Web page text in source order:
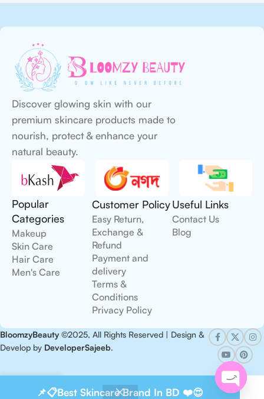
📌📋Best Skincare Brand In BD ❤️😍
Discover glowing skin with our
premium skincare products made to
nourish, protect & enhance your
natural beauty.
Popular
Categories
Makeup
Skin Care
Hair Care
Men's Care
Customer Policy
Easy Return,
Exchange &
Refund
Payment and
delivery
Terms &
Conditions
Privacy Policy
Useful Links
Contact Us
Blog
BloomzyBeauty©2025, All Rights Reserved | Design &
Develop by DeveloperSajeeb.